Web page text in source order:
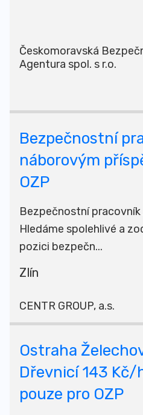
Českomoravská
Agentura spol. s r.o.
Bezpečnostní
náborovým
OZP
Bezpečnostní
Hledáme spolehlivé a
pozici bezpečn...
Zlín
CENTR GROUP, a.s.
Ostraha
Dřevnicí 143 Kč/
pouze pro OZP